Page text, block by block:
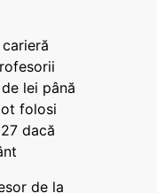
lei până
folosi
dacă
de la